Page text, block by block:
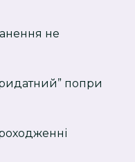
не
попри